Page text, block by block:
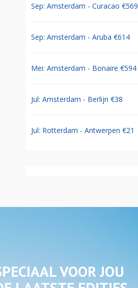
Sep: Amsterdam - Curacao €569
Sep: Amsterdam - Aruba €614
Mei: Amsterdam - Bonaire €594
Jul: Amsterdam - Berlijn €38
Jul: Rotterdam - Antwerpen €21
VOOR JOU